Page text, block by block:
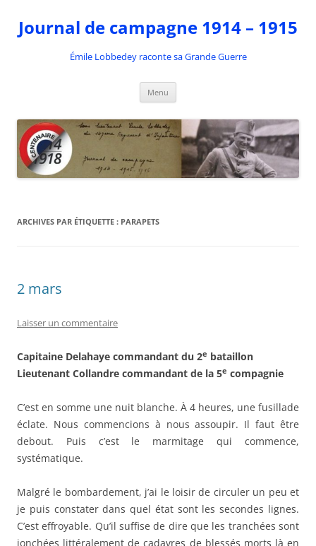
contenu
Journal de campagne 1914 – 1915
Émile Lobbedey raconte sa Grande Guerre
Menu
ARCHIVES PAR ÉTIQUETTE : PARAPETS
2 mars
Laisser un commentaire
Capitaine Delahaye commandant du 2e bataillon
Lieutenant Collandre commandant de la 5e compagnie
C’est en somme une nuit blanche. À 4 heures, une fusillade
éclate. Nous commencions à nous assoupir. Il faut être
debout. Puis c’est le marmitage qui commence,
systématique.
Malgré le bombardement, j’ai le loisir de circuler un peu et
je puis constater dans quel état sont les secondes lignes.
C’est effroyable. Qu’il suffise de dire que les tranchées sont
jonchées littéralement de cadavres de blessés morts là en